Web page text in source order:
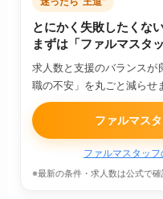
とにかく失敗したくな
まずは「ファルマスタ
求人数と支援のバランスが
職の不安」を丸ごと減らせ
ファルマス
ファルマスタッ
※最新の条件・求人数は公式で確